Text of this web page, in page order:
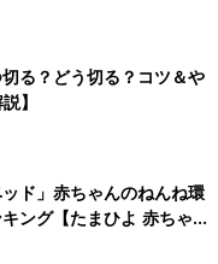
る？どう切る？コツ＆や
】
ド」赤ちゃんのねんね環
ング【たまひよ 赤ちゃ